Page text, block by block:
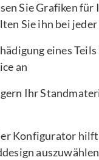
Sie Grafiken für
Sie ihn bei
eines
an
Ihr
Konfigurator hilft